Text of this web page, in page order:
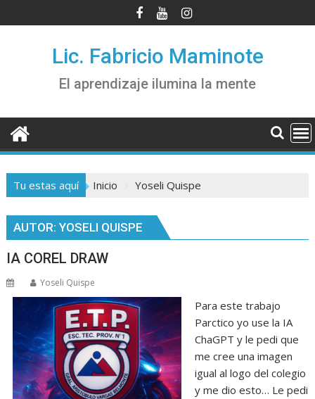
al
Lic. Fabricio Maminote
El aprendizaje ilumina la mente
Tu estas aquí Inicio Yoseli Quispe
AUTOR:YOSELI QUISPE
IA COREL DRAW
Yoseli Quispe
Para este trabajo
Parctico yo use la IA
ChaGPT y le pedi que
me cree una imagen
igual al logo del colegio
y me dio esto… Le pedi